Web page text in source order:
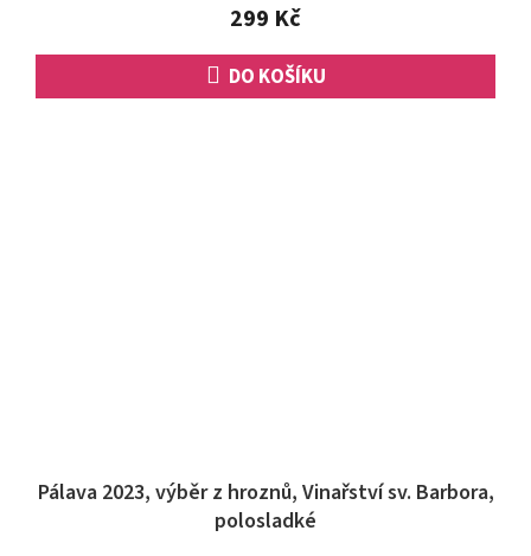
299 Kč
DO KOŠÍKU
Pálava 2023, výběr z hroznů, Vinařství sv. Barbora,
polosladké